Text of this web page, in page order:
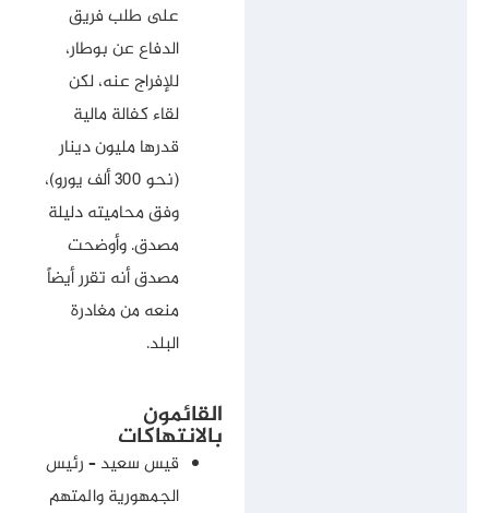
على طلب فريق
الدفاع عن بوطار،
للإفراج عنه، لكن
لقاء كفالة مالية
قدرها مليون دينار
(نحو 300 ألف يورو)،
وفق محاميته دليلة
مصدق. وأوضحت
مصدق أنه تقرر أيضاً
منعه من مغادرة
البلد.
القائمون
بالانتهاكات
قيس سعيد – رئيس
الجمهورية والمتهم